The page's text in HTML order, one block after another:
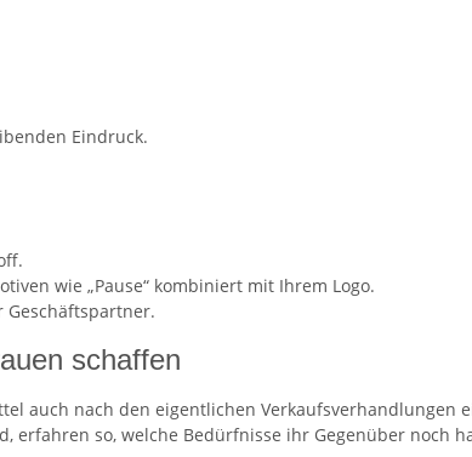
Eindruck.
wie „Pause“ kombiniert mit Ihrem Logo.
Geschäftspartner.
schaffen
auch nach den eigentlichen Verkaufsverhandlungen
so, welche Bedürfnisse ihr Gegenüber noch